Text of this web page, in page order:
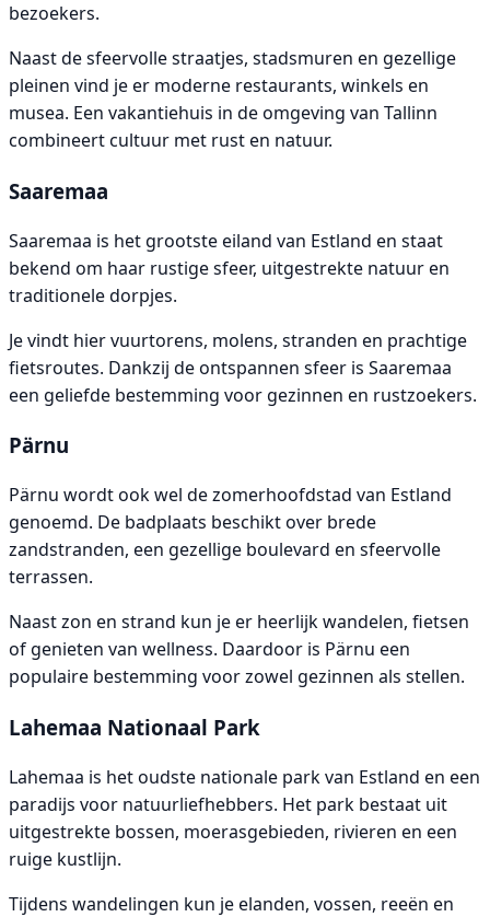
bezoekers.
Naast de sfeervolle straatjes, stadsmuren en gezellige
pleinen vind je er moderne restaurants, winkels en
musea. Een vakantiehuis in de omgeving van Tallinn
combineert cultuur met rust en natuur.
Saaremaa
Saaremaa is het grootste eiland van Estland en staat
bekend om haar rustige sfeer, uitgestrekte natuur en
traditionele dorpjes.
Je vindt hier vuurtorens, molens, stranden en prachtige
fietsroutes. Dankzij de ontspannen sfeer is Saaremaa
een geliefde bestemming voor gezinnen en rustzoekers.
Pärnu
Pärnu wordt ook wel de zomerhoofdstad van Estland
genoemd. De badplaats beschikt over brede
zandstranden, een gezellige boulevard en sfeervolle
terrassen.
Naast zon en strand kun je er heerlijk wandelen, fietsen
of genieten van wellness. Daardoor is Pärnu een
populaire bestemming voor zowel gezinnen als stellen.
Lahemaa Nationaal Park
Lahemaa is het oudste nationale park van Estland en een
paradijs voor natuurliefhebbers. Het park bestaat uit
uitgestrekte bossen, moerasgebieden, rivieren en een
ruige kustlijn.
Tijdens wandelingen kun je elanden, vossen, reeën en